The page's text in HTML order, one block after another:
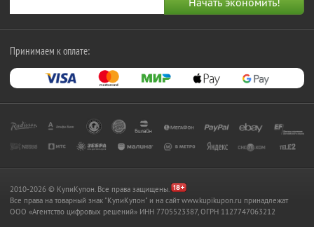
Принимаем к оплате:
2010-2026 © КупиКупон. Все права защищены.
Все права на товарный знак "КупиКупон" и на сайт www.kupikupon.ru принадлежат
OOO «Агентство цифровых решений» ИНН 7705523387, ОГРН 1127747063212